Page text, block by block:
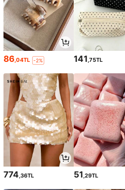
86,04TL -2% 141,75TL
774,36TL 51,29TL